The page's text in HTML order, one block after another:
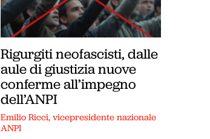
Rigurgiti neofascisti, dalle
aule di giustizia nuove
conferme all’impegno
dell’ANPI
Emilio Ricci, vicepresidente nazionale
ANPI